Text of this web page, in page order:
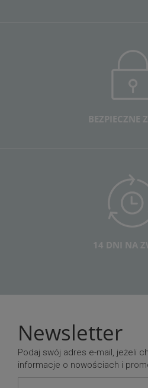
BEZPIECZNE
14 DNI NA
Newsletter
Podaj swój adres e-mail, jeżeli
informacje o nowościach i